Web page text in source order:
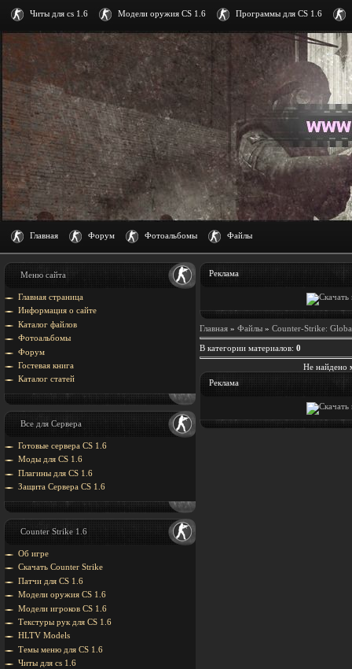
Читы для cs 1.6 Модели оружия CS 1.6 Программы для CS 1.6
Главная Форум Фотоальбомы Файлы
Меню сайта
Главная страница
Информация о сайте
Каталог файлов
Фотоальбомы
Форум
Гостевая книга
Каталог статей
Все для Сервера
Готовые сервера CS 1.6
Моды для CS 1.6
Плагины для CS 1.6
Защита Cервера CS 1.6
Counter Strike 1.6
Об игре
Скачать Counter Strike
Патчи для CS 1.6
Модели оружия CS 1.6
Модели игроков CS 1.6
Текстуры рук для CS 1.6
HLTV Models
Темы меню для CS 1.6
Читы для cs 1.6
Реклама
Главная » Файлы » Counter-Strike:
В категории материалов: 0
Не найдено
Реклама